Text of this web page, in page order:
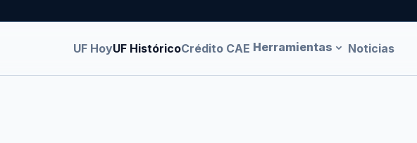
UF HoyUF HistóricoCrédito CAE Herramientas Noticias